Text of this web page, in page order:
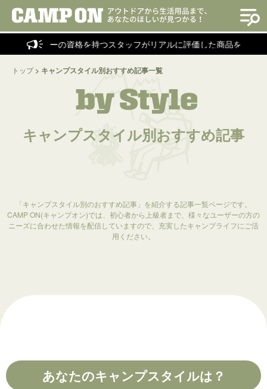
ラクターの資格を持つスタッフがリアルに評価した商品を紹介！
トップ> キャンプスタイル別おすすめ記事一覧
by Style
キャンプスタイル別おすすめ記事
「キャンプスタイル別のおすすめ記事」を紹介する記事一覧ページです。
CAMP ON(キャンプオン)では、初心者から上級者まで、様々なユーザーの方の
ニーズに合わせた情報を配信していますので、充実したキャンプライフにご活
用ください。
あなたのキャンプスタイルは？